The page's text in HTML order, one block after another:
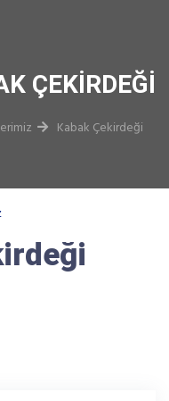
ÇEKIRDEĞI
Kabak Çekirdeği